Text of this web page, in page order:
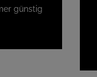
günstig